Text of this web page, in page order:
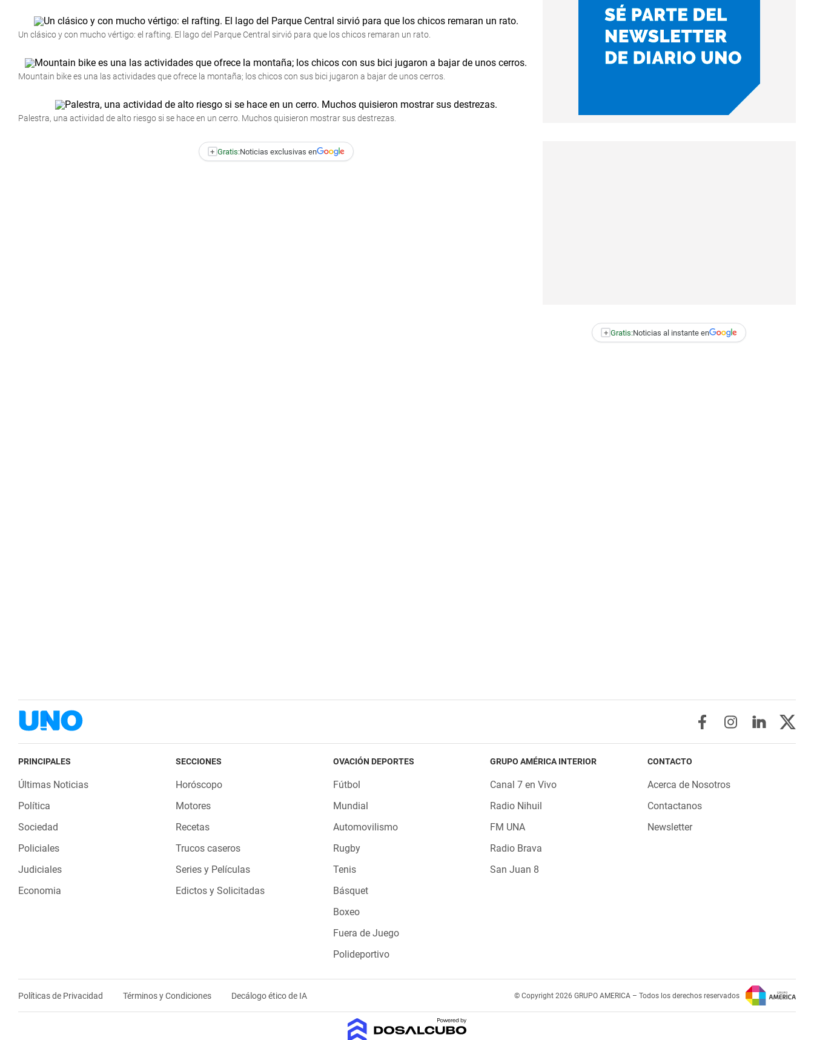
Un clásico y con mucho vértigo: el rafting. El lago del Parque Central sirvió para que los chicos remaran un rato.
Mountain bike es una las actividades que ofrece la montaña; los chicos con sus bici jugaron a bajar de unos cerros.
Palestra, una actividad de alto riesgo si se hace en un cerro. Muchos quisieron mostrar sus destrezas.
+ Gratis:Noticias exclusivas en
+ Gratis:Noticias al instante en
PRINCIPALES
Últimas Noticias
Política
Sociedad
Policiales
Judiciales
Economia
SECCIONES
Horóscopo
Motores
Recetas
Trucos caseros
Series y Películas
Edictos y Solicitadas
OVACIÓN DEPORTES
Fútbol
Mundial
Automovilismo
Rugby
Tenis
Básquet
Boxeo
Fuera de Juego
Polideportivo
GRUPO AMÉRICA INTERIOR
Canal 7 en Vivo
Radio Nihuil
FM UNA
Radio Brava
San Juan 8
CONTACTO
Acerca de Nosotros
Contactanos
Newsletter
Políticas de Privacidad Términos y Condiciones Decálogo ético de IA © Copyright 2026 GRUPO AMERICA – Todos los derechos reservados